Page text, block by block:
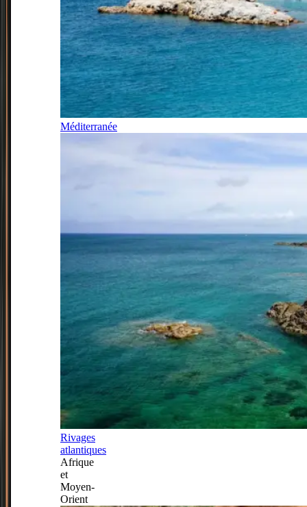
Méditerranée
Rivages
atlantiques
Afrique
et
Moyen-
Orient